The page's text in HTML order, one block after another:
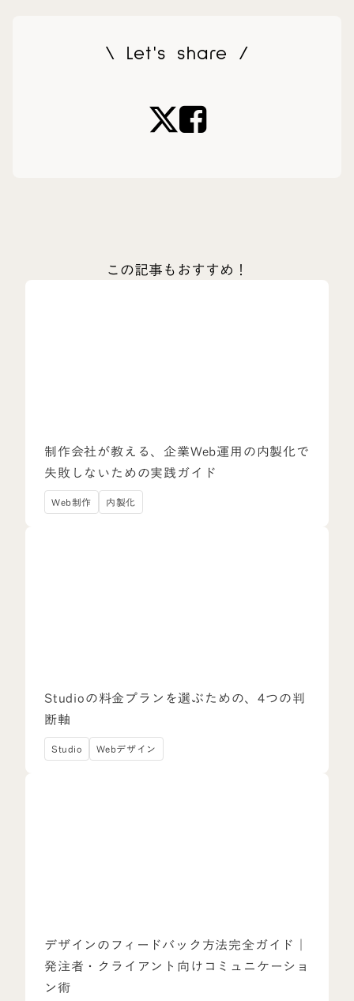
\ Let's share /
この記事もおすすめ！
制作会社が教える、企業Web運用の内製化で
失敗しないための実践ガイド
Web制作 内製化
Studioの料金プランを選ぶための、4つの判
断軸
Studio Webデザイン
デザインのフィードバック方法完全ガイド｜
発注者・クライアント向けコミュニケーショ
ン術